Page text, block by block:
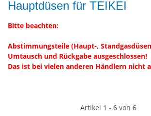
Hauptdüsen für TEIKEI
Bitte beachten:
Abstimmungsteile (Haupt-,
Umtausch und Rückgabe ausgeschlossen!
Das ist bei vielen anderen Händlern nicht
Artikel 1 - 6 von 6